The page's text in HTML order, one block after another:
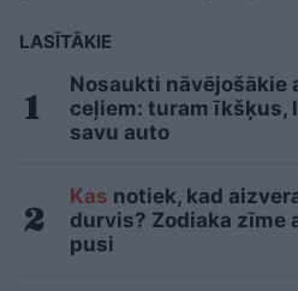
LASĪTĀKIE
Nosaukti nāvējošākie
ceļiem: turam īkšķus,
savu auto
Kas notiek, kad
durvis? Zodiaka zīme
pusi